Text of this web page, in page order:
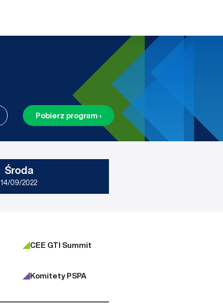
Pobierz program ›
Środa
14/09/2022
CEE GTI Summit
Komitety PSPA